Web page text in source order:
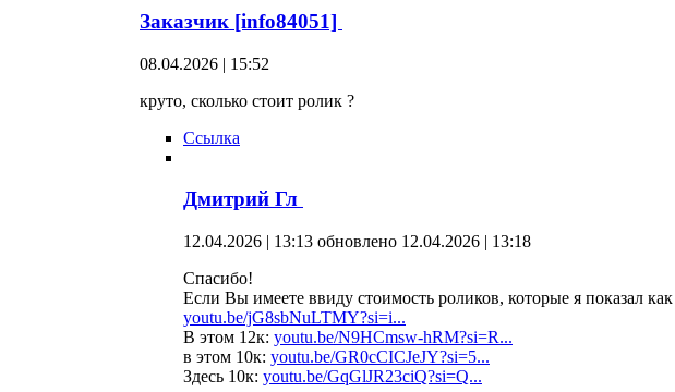
Заказчик [info84051]
08.04.2026 | 15:52
круто, сколько стоит ролик ?
Ссылка
Дмитрий Гл
12.04.2026 | 13:13 обновлено 12.04.2026 | 13:18
Спасибо!
Если Вы имеете ввиду стоимость роликов, которые я показал
youtu.be/jG8sbNuLTMY?si=i...
В этом 12к: youtu.be/N9HCmsw-hRM?si=R...
в этом 10к: youtu.be/GR0cCICJeJY?si=5...
Здесь 10к: youtu.be/GqGlJR23ciQ?si=Q...